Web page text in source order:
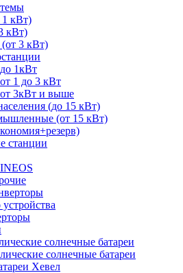
1 кВт)
кВт)
(от 3 кВт)
1кВт
1 до 3 кВт
3кВт и выше
(до 15 кВт)
(от 15 кВт)
станции
устройства
солнечные батареи
солнечные батареи
Хевел